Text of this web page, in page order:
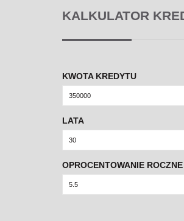
KALKULATOR
KWOTA KREDYTU
LATA
OPROCENTOWANIE ROCZNE